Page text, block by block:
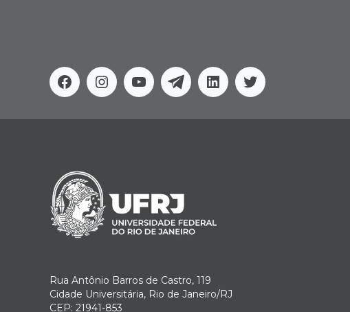
FacebookInstagram
YoutubeTelegramLinkedinTwitter
Rua Antônio Barros de Castro, 119
Cidade Universitária, Rio de Janeiro/RJ
CEP: 21941-853